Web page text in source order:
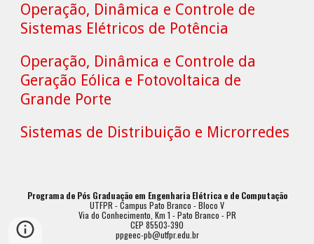
Operação, Dinâmica e Controle de
Sistemas Elétricos de Potência
Operação, Dinâmica e Controle da
Geração Eólica e Fotovoltaica de
Grande Porte
Sistemas de Distribuição e Microrredes
Programa de Pós Graduação em Engenharia Elétrica e de Computação
UTFPR - Campus Pato Branco - Bloco V
Via do Conhecimento, Km 1 - Pato Branco - PR
CEP 85503-390
ppgeec-pb@utfpr.edu.br